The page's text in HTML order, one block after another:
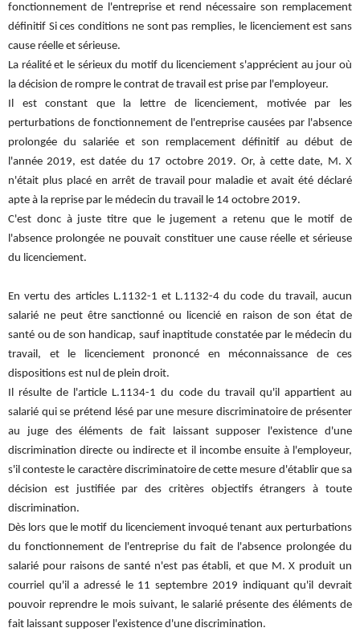
fonctionnement de l'entreprise et rend nécessaire son remplacement
définitif Si ces conditions ne sont pas remplies, le licenciement est sans
cause réelle et sérieuse.
La réalité et le sérieux du motif du licenciement s'apprécient au jour où
la décision de rompre le contrat de travail est prise par l'employeur.
Il est constant que la lettre de licenciement, motivée par les
perturbations de fonctionnement de l'entreprise causées par l'absence
prolongée du salariée et son remplacement définitif au début de
l'année 2019, est datée du 17 octobre 2019. Or, à cette date, M. X
n'était plus placé en arrêt de travail pour maladie et avait été déclaré
apte à la reprise par le médecin du travail le 14 octobre 2019.
C'est donc à juste titre que le jugement a retenu que le motif de
l'absence prolongée ne pouvait constituer une cause réelle et sérieuse
du licenciement.
En vertu des articles L.1132-1 et L.1132-4 du code du travail, aucun
salarié ne peut être sanctionné ou licencié en raison de son état de
santé ou de son handicap, sauf inaptitude constatée par le médecin du
travail, et le licenciement prononcé en méconnaissance de ces
dispositions est nul de plein droit.
Il résulte de l'article L.1134-1 du code du travail qu'il appartient au
salarié qui se prétend lésé par une mesure discriminatoire de présenter
au juge des éléments de fait laissant supposer l'existence d'une
discrimination directe ou indirecte et il incombe ensuite à l'employeur,
s'il conteste le caractère discriminatoire de cette mesure d'établir que sa
décision est justifiée par des critères objectifs étrangers à toute
discrimination.
Dès lors que le motif du licenciement invoqué tenant aux perturbations
du fonctionnement de l'entreprise du fait de l'absence prolongée du
salarié pour raisons de santé n'est pas établi, et que M. X produit un
courriel qu'il a adressé le 11 septembre 2019 indiquant qu'il devrait
pouvoir reprendre le mois suivant, le salarié présente des éléments de
fait laissant supposer l'existence d'une discrimination.